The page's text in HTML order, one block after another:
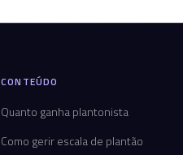
CONTEÚDO
Quanto ganha plantonista
Como gerir escala de plantão